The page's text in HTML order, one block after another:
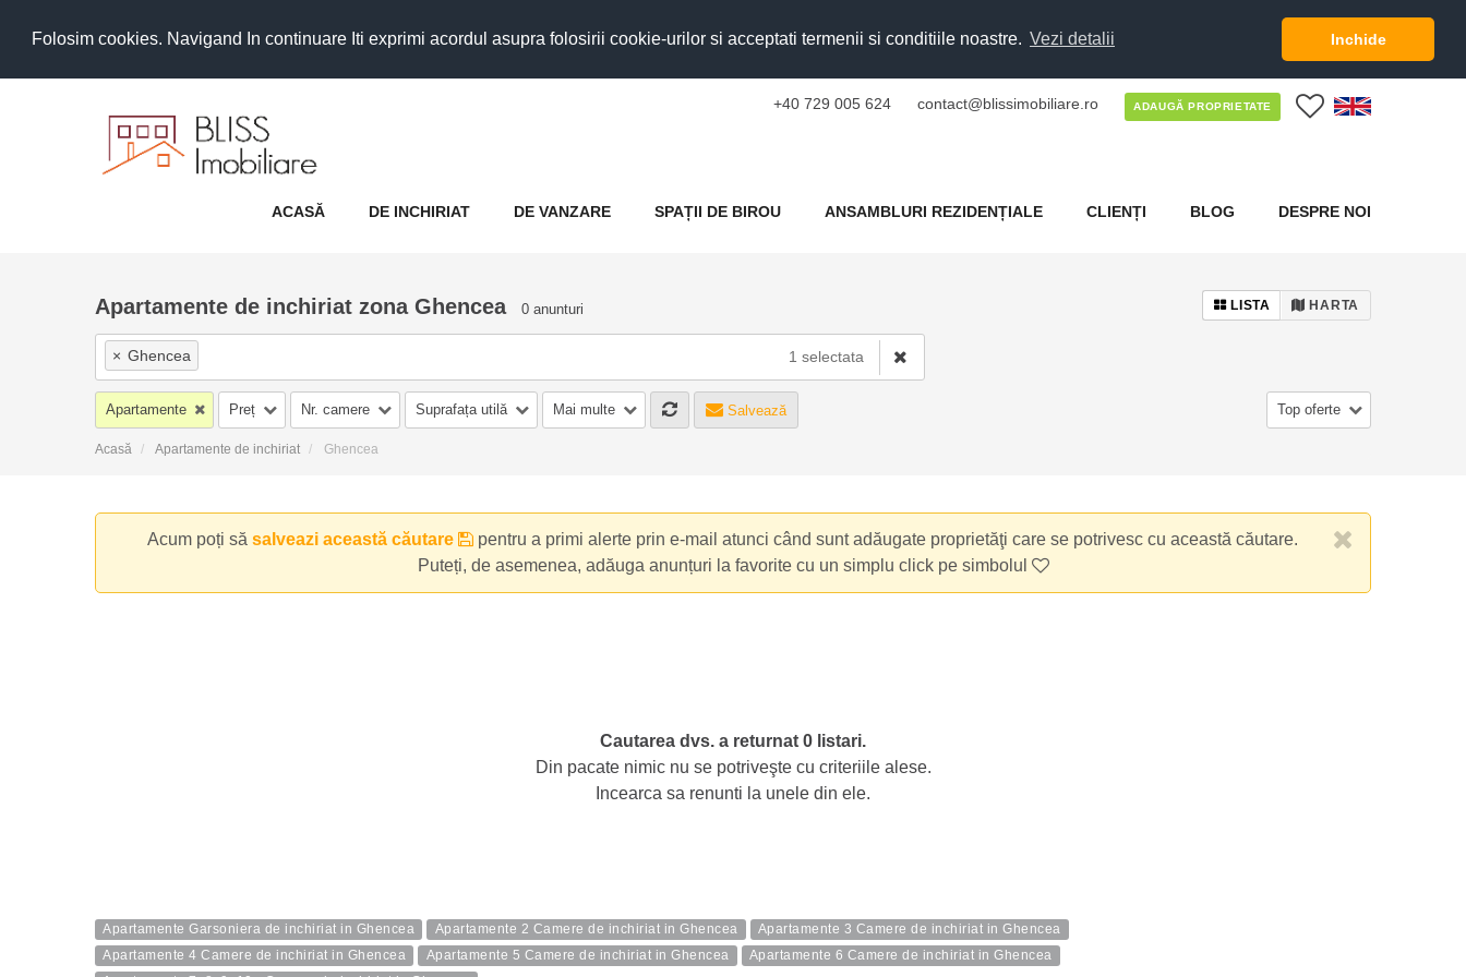
Folosim cookies. Navigand In continuare Iti exprimi acordul asupra folosirii cookie-urilor si acceptati termenii si conditiile noastre. Vezi detalii Inchide
+40 729 005 624 contact@blissimobiliare.ro ADAUGĂ PROPRIETATE
ACASĂ DE INCHIRIAT DE VANZARE SPAȚII DE BIROU ANSAMBLURI REZIDENȚIALE CLIENȚI BLOG DESPRE NOI
Apartamente de inchiriat zona Ghencea 0 anunturi LISTA HARTA
× Ghencea 1 selectata
Apartamente Preț Nr. camere Suprafața utilă Mai multe Salvează Top oferte
Acasă Apartamente de inchiriat Ghencea
Acum poți să salveazi această căutare
pentru a primi alerte prin e-mail atunci când sunt adăugate proprietăţi care se potrivesc cu această căutare.
Puteți, de asemenea, adăuga anunțuri la favorite cu un simplu click pe simbolul
Cautarea dvs. a returnat 0 listari.
Din pacate nimic nu se potriveşte cu criteriile alese.
Incearca sa renunti la unele din ele.
Apartamente Garsoniera de inchiriat in Ghencea Apartamente 2 Camere de inchiriat in Ghencea
Apartamente 3 Camere de inchiriat in Ghencea
Apartamente 4 Camere de inchiriat in Ghencea
Apartamente 5 Camere de inchiriat in Ghencea
Apartamente 6 Camere de inchiriat in Ghencea